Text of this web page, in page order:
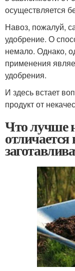
осуществляется
Навоз, пожалуй,
удобрение. О
немало. Однако,
применения
удобрения.
И здесь встает
продукт от
Что лучше